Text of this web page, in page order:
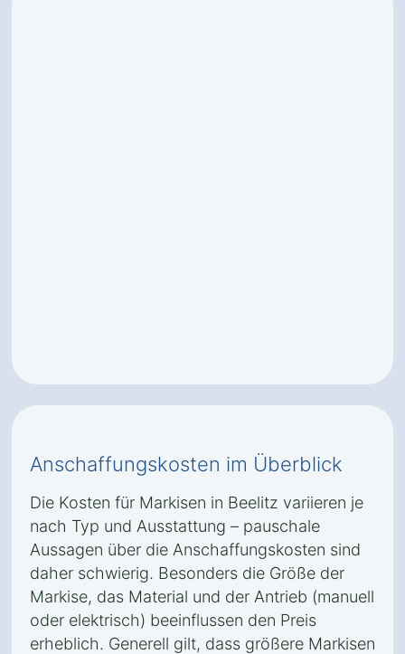
Anschaffungskosten im Überblick
Die Kosten für Markisen in Beelitz variieren je
nach Typ und Ausstattung – pauschale
Aussagen über die Anschaffungskosten sind
daher schwierig. Besonders die Größe der
Markise, das Material und der Antrieb (manuell
oder elektrisch) beeinflussen den Preis
erheblich. Generell gilt, dass größere Markisen